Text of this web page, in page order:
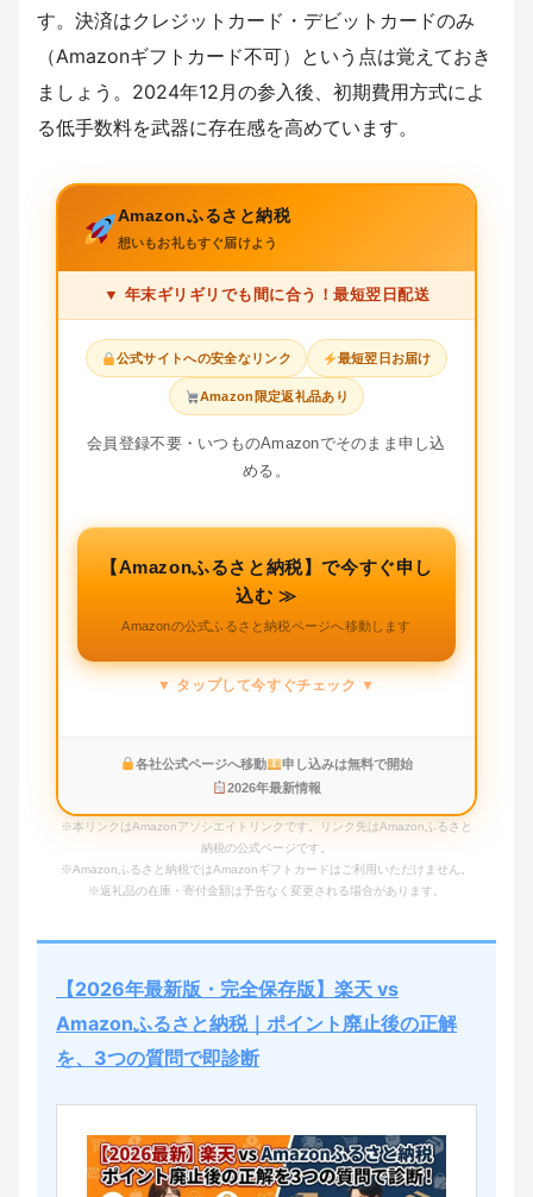
す。決済はクレジットカード・デビットカードのみ
（Amazonギフトカード不可）という点は覚えておき
ましょう。2024年12月の参入後、初期費用方式によ
る低手数料を武器に存在感を高めています。
Amazonふるさと納税
想いもお礼もすぐ届けよう
年末ギリギリでも間に合う！最短翌日配送
公式サイトへの安全なリンク 最短翌日お届け
Amazon限定返礼品あり
会員登録不要・いつものAmazonでそのまま申し込
める。
【Amazonふるさと納税】で今すぐ申し
込む ≫
Amazonの公式ふるさと納税ページへ移動します
▼ タップして今すぐチェック ▼
各社公式ページへ移動
申し込みは無料で開始
2026年最新情報
※本リンクはAmazonアソシエイトリンクです。リンク先はAmazonふるさと
納税の公式ページです。
※Amazonふるさと納税ではAmazonギフトカードはご利用いただけません。
※返礼品の在庫・寄付金額は予告なく変更される場合があります。
【2026年最新版・完全保存版】楽天 vs
Amazonふるさと納税｜ポイント廃止後の正解
を、3つの質問で即診断